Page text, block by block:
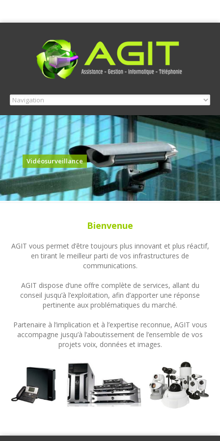
Vidéosurveillance
Bienvenue
AGIT vous permet d’être toujours plus innovant et plus réactif,
en tirant le meilleur parti de vos infrastructures de
communications.
AGIT dispose d’une offre complète de services, allant du
conseil jusqu’à l’exploitation, afin d’apporter une réponse
pertinente aux problématiques du marché.
Partenaire à l’implication et à l’expertise reconnue, AGIT vous
accompagne jusqu’à l’aboutissement de l’ensemble de vos
projets voix, données et images.